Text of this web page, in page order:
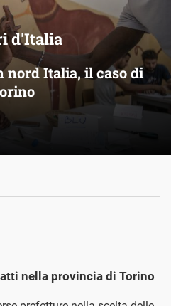
d'Italia
nord Italia, il caso di
nella provincia di Torino